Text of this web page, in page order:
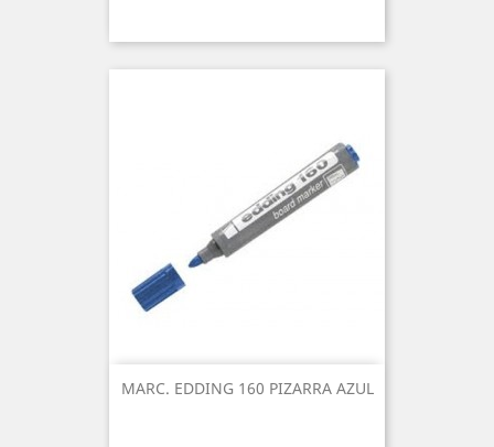
MARC. EDDING 160 PIZARRA AZUL